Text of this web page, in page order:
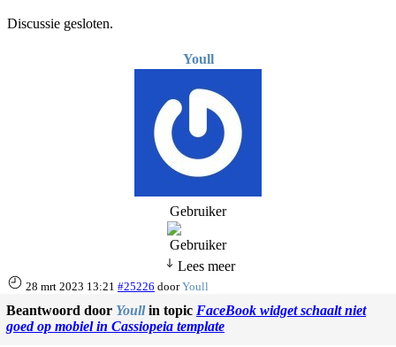
Discussie gesloten.
Youll
Gebruiker
Lees meer
28 mrt 2023 13:21 #25226 doorYoull
Beantwoord door Youllin topic FaceBook widget schaalt niet
goed op mobiel in Cassiopeia template